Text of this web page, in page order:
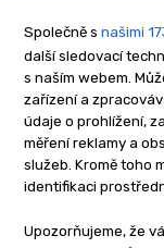
Společně s našimi
další sledovací
s naším webem.
zařízení a
údaje o prohlížení,
měření reklamy a
služeb. Kromě toho
identifikaci
Upozorňujeme, že